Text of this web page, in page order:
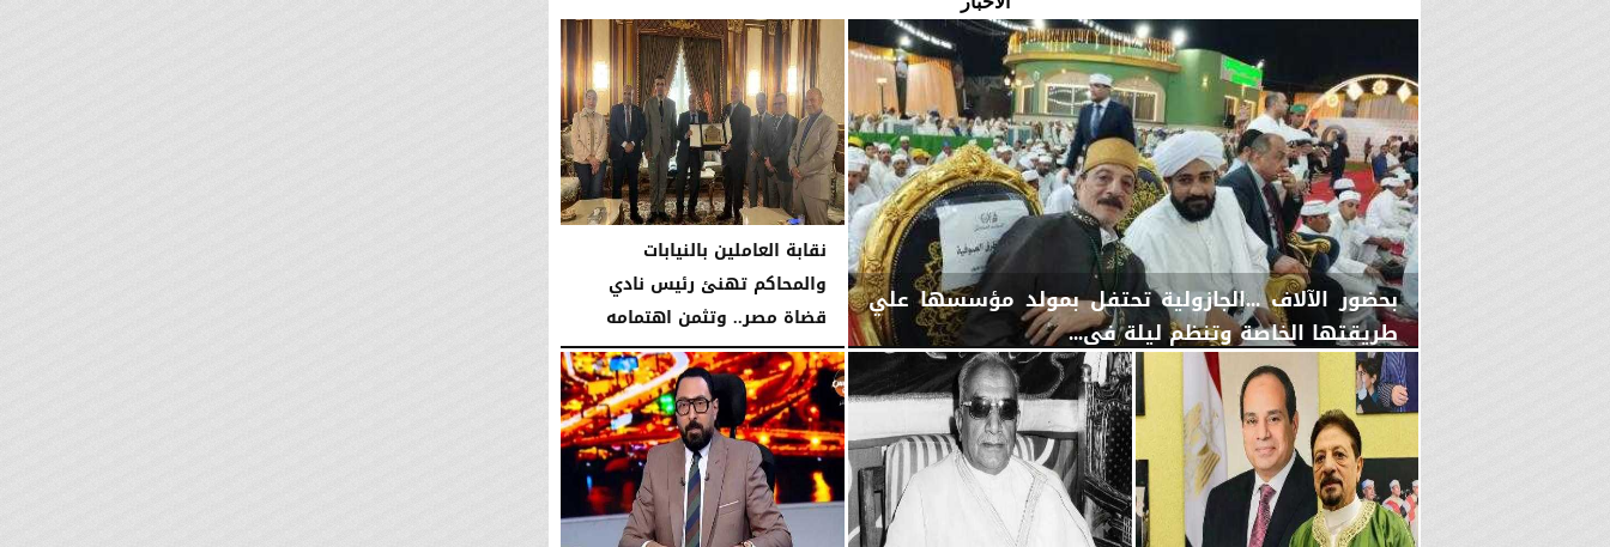
بحضور الآلاف ...الجازولية تحتفل بمولد مؤسسها علي
طريقتها الخاصة وتنظم ليلة في...
الجمعة، 7 أغسطس 2026 11:31 صـ
نقابة العاملين بالنيابات
والمحاكم تهنئ رئيس نادي
قضاة مصر.. وتثمن اهتمامه
بدعم...
الخميس، 6 أغسطس 2026 06:22 مـ